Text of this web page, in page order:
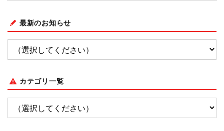
最新のお知らせ
カテゴリ一覧